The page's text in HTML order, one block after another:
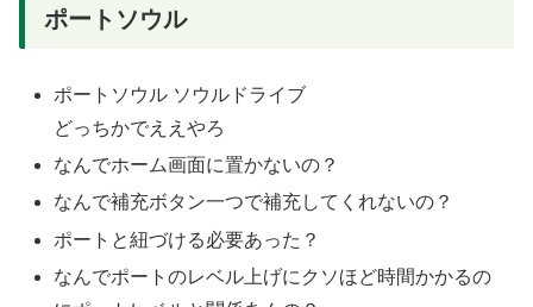
ポートソウル
ポートソウル ソウルドライブ
どっちかでええやろ
なんでホーム画面に置かないの？
なんで補充ボタン一つで補充してくれないの？
ポートと紐づける必要あった？
なんでポートのレベル上げにクソほど時間かかるの